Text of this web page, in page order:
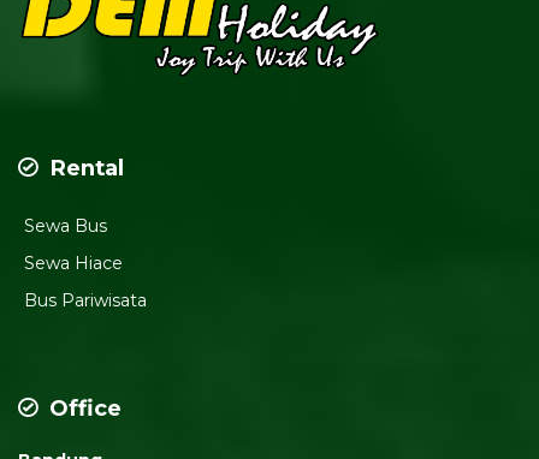
Rental
Sewa Bus
Sewa Hiace
Bus Pariwisata
Office